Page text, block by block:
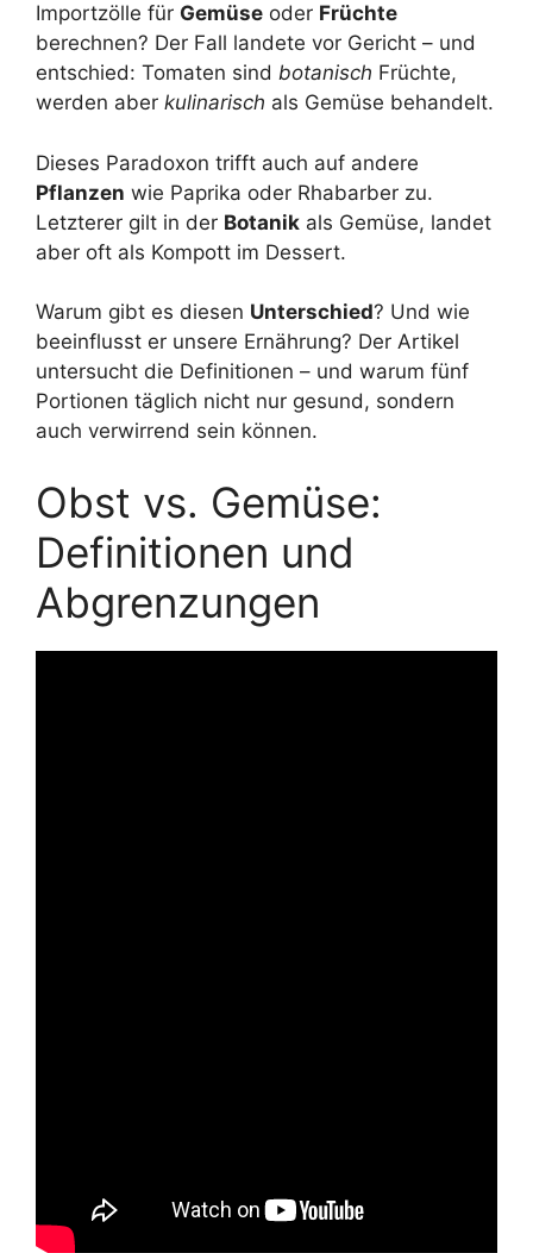
Importzölle für Gemüse oder Früchte
berechnen? Der Fall landete vor Gericht – und
entschied: Tomaten sind botanisch Früchte,
werden aber kulinarisch als Gemüse behandelt.
Dieses Paradoxon trifft auch auf andere
Pflanzen wie Paprika oder Rhabarber zu.
Letzterer gilt in der Botanik als Gemüse, landet
aber oft als Kompott im Dessert.
Warum gibt es diesen Unterschied? Und wie
beeinflusst er unsere Ernährung? Der Artikel
untersucht die Definitionen – und warum fünf
Portionen täglich nicht nur gesund, sondern
auch verwirrend sein können.
Obst vs. Gemüse:
Definitionen und
Abgrenzungen